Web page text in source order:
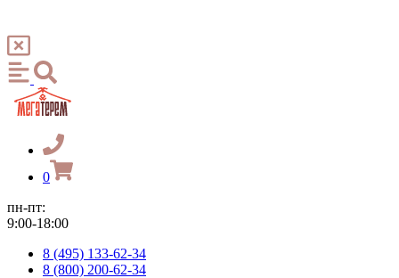
0
пн-пт:
9:00-18:00
8 (495) 133-62-34
8 (800) 200-62-34